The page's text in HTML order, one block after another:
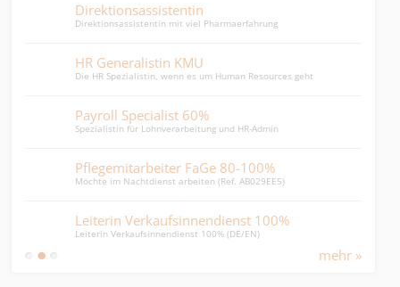
Direktionsassistentin
Direktionsassistentin mit viel Pharmaerfahrung
HR Generalistin KMU
Die HR Spezialistin, wenn es um Human Resources geht
Payroll Specialist 60%
Spezialistin für Lohnverarbeitung und HR-Admin
Pflegemitarbeiter FaGe 80-100%
Möchte im Nachtdienst arbeiten (Ref. AB029EE5)
Leiterin Verkaufsinnendienst 100%
Leiterin Verkaufsinnendienst 100% (DE/EN)
mehr »